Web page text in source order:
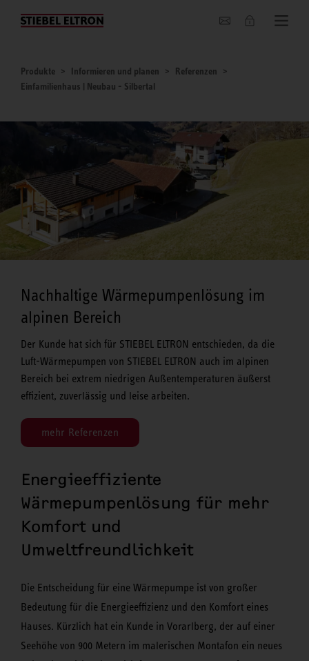
Unternehmen
Produkte Informieren und planen
Referenzen
Einfamilienhaus | Neubau - Silbertal
Nachhaltige Wärmepumpenlösung im
alpinen Bereich
Der Kunde hat sich für STIEBEL ELTRON entschieden, da die
Luft-Wärmepumpen von STIEBEL ELTRON auch im alpinen
Bereich bei extrem niedrigen Außentemperaturen äußerst
effizient, zuverlässig und leise arbeiten.
mehr Referenzen
Energieeffiziente
Wärmepumpenlösung für mehr
Komfort und
Umweltfreundlichkeit
Die Entscheidung für eine Wärmepumpe ist von großer
Bedeutung für die Energieeffizienz und den Komfort eines
Hauses. Kürzlich hat ein Kunde in Vorarlberg, der auf einer
Seehöhe von 900 Metern im malerischen Montafon ein neues